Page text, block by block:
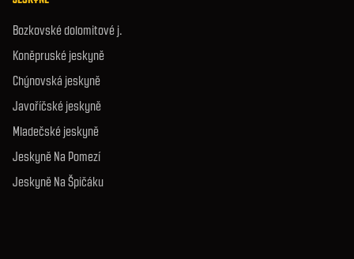
Bozkovské dolomitové j.
Koněpruské jeskyně
Chýnovská jeskyně
Javoříčské jeskyně
Mladečské jeskyně
Jeskyně Na Pomezí
Jeskyně Na Špičáku